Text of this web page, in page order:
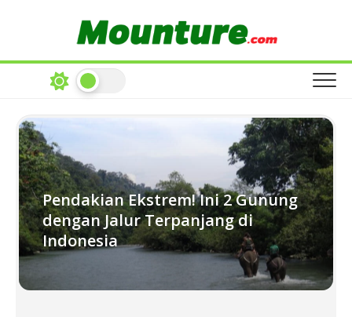
Pendakian Ekstrem! Ini 2 Gunung
dengan Jalur Terpanjang di
Indonesia